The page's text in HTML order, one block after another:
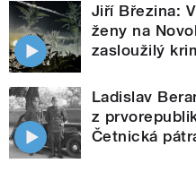
Jiří Březina:
ženy na
zasloužilý
Ladislav
z
Četnická